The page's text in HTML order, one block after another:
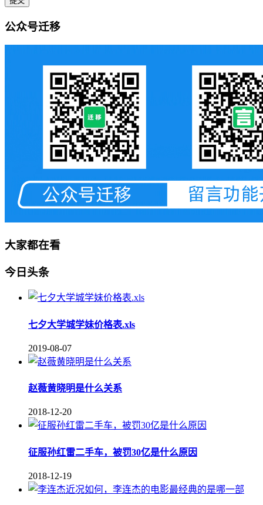
公众号迁移
大家都在看
今日头条
七夕大学城学妹价格表.xls
2019-08-07
赵薇黄晓明是什么关系
2018-12-20
征服孙红雷二手车，被罚30亿是什么原因
2018-12-19